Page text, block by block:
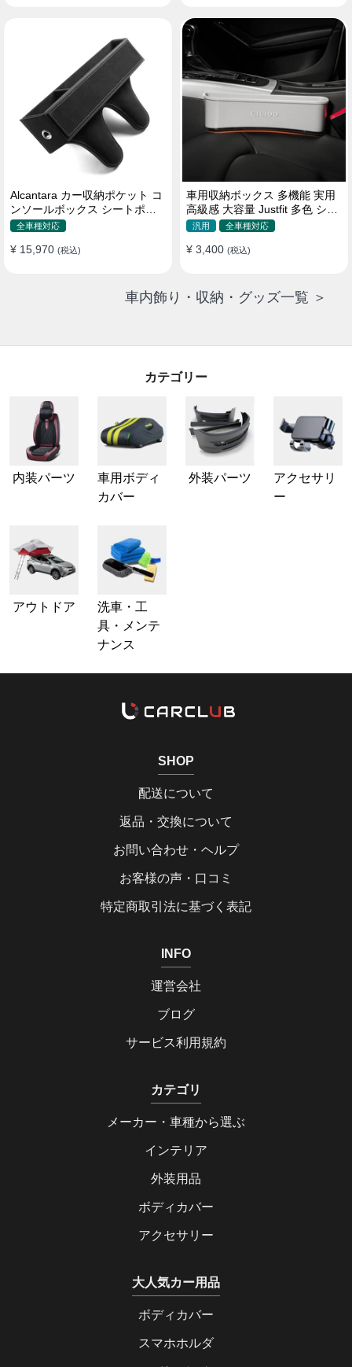
Alcantara カー収納ポケット コ
ンソールボックス シートポケ
ット 隙間ポケットセット
全車種対応
¥ 15,970 (税込)
車用収納ボックス 多機能 実用
高級感 大容量 Justfit 多色 シー
トポケット ギャップ 隙間収納
汎用 全車種対応
¥ 3,400 (税込)
車内飾り・収納・グッズ一覧 ＞
カテゴリー
内装パーツ
車用ボディ
カバー
外装パーツ
アクセサリ
ー
アウトドア
洗車・工
具・メンテ
ナンス
SHOP
配送について
返品・交換について
お問い合わせ・ヘルプ
お客様の声・口コミ
特定商取引法に基づく表記
INFO
運営会社
ブログ
サービス利用規約
カテゴリ
メーカー・車種から選ぶ
インテリア
外装用品
ボディカバー
アクセサリー
大人気カー用品
ボディカバー
スマホホルダ